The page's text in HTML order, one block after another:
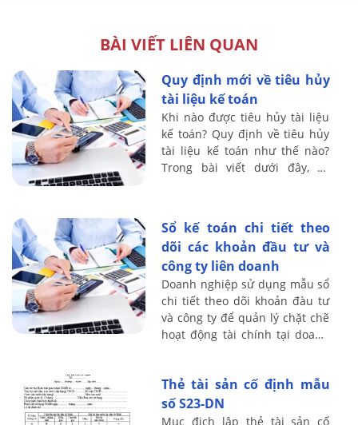
BÀI VIẾT LIÊN QUAN
Quy định mới về tiêu hủy
tài liệu kế toán
Khi nào được tiêu hủy tài liệu
kế toán? Quy định về tiêu hủy
tài liệu kế toán như thế nào?
Trong bài viết dưới đây, kế
Sổ kế toán chi tiết theo
dõi các khoản đầu tư và
công ty liên doanh
Doanh nghiệp sử dụng mẫu sổ
chi tiết theo dõi khoản đàu tư
và công ty để quản lý chặt chẽ
hoạt động tài chính tại doanh
...
Thẻ tài sản cố định mẫu
số S23-DN
Mục địch lập thẻ tài sản cố